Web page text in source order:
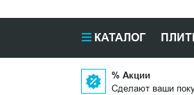
КАТАЛОГ
% Акции
Сделают ваши